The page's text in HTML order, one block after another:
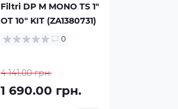
Filtri DP M MONO TS 1"
OT 10" KIT (ZA1380731)
0
4 141.00 грн.
1 690.00 грн.